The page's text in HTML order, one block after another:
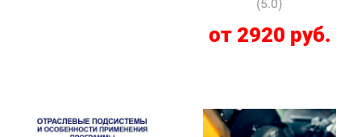
(5.0)
от 2920 руб.